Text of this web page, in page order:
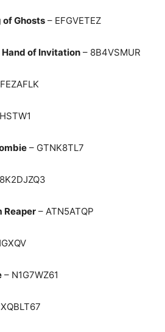
of Ghosts – EFGVETEZ
of Invitation – 8B4VSMUR
– GTNK8TL7
Reaper – ATN5ATQP
– N1G7WZ61